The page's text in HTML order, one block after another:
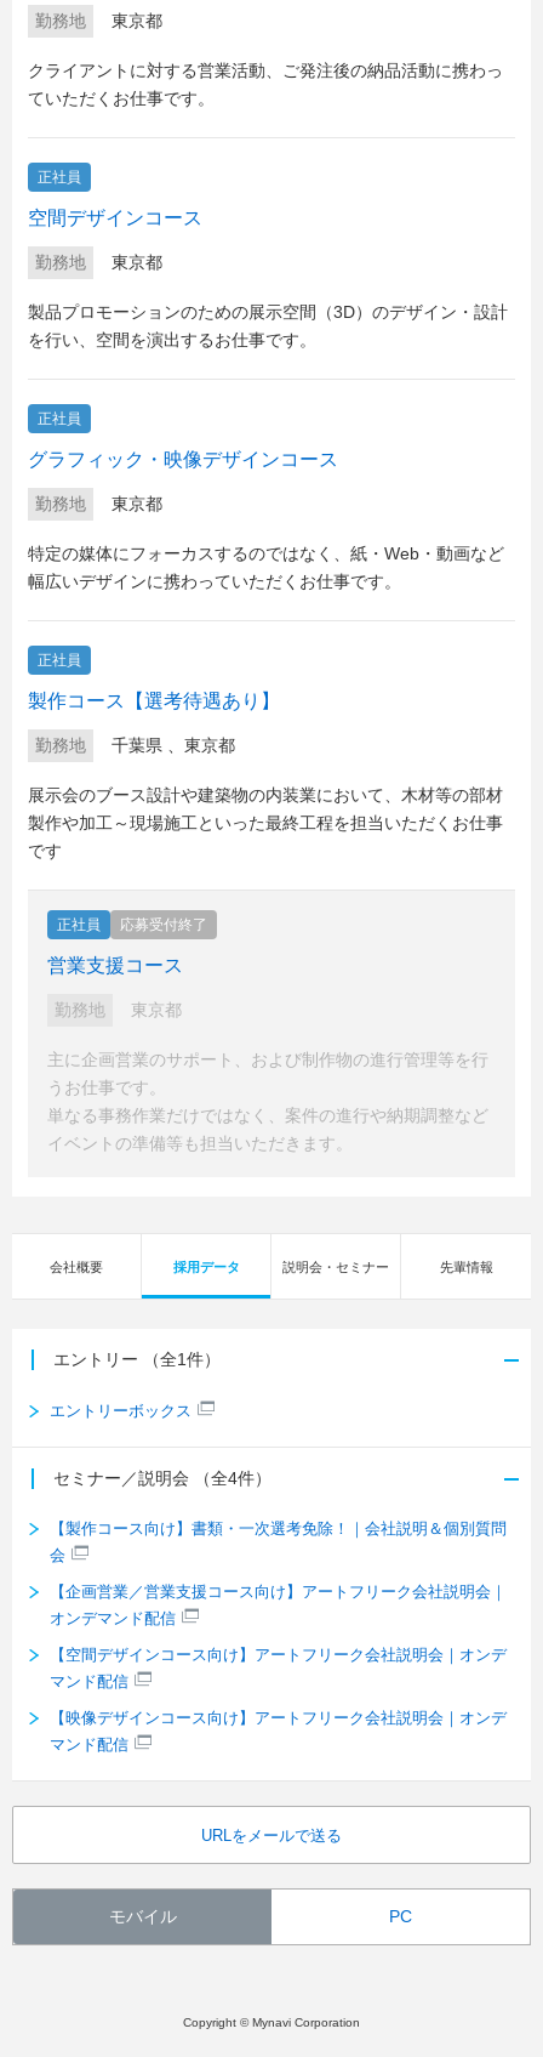
勤務地 東京都
クライアントに対する営業活動、ご発注後の納品活動に携わっ
ていただくお仕事です。
正社員
空間デザインコース
勤務地 東京都
製品プロモーションのための展示空間（3D）のデザイン・設計
を行い、空間を演出するお仕事です。
正社員
グラフィック・映像デザインコース
勤務地 東京都
特定の媒体にフォーカスするのではなく、紙・Web・動画など
幅広いデザインに携わっていただくお仕事です。
正社員
製作コース【選考待遇あり】
勤務地 千葉県 東京都
展示会のブース設計や建築物の内装業において、木材等の部材
製作や加工～現場施工といった最終工程を担当いただくお仕事
です
正社員 応募受付終了
営業支援コース
勤務地 東京都
主に企画営業のサポート、および制作物の進行管理等を行
うお仕事です。
単なる事務作業だけではなく、案件の進行や納期調整など
イベントの準備等も担当いただきます。
会社概要 採用データ 説明会・セミナー 先輩情報
エントリー （全1件）
エントリーボックス
セミナー／説明会 （全4件）
【製作コース向け】書類・一次選考免除！｜会社説明＆個別質問
会
【企画営業／営業支援コース向け】アートフリーク会社説明会｜
オンデマンド配信
【空間デザインコース向け】アートフリーク会社説明会｜オンデ
マンド配信
【映像デザインコース向け】アートフリーク会社説明会｜オンデ
マンド配信
URLをメールで送る
モバイル PC
Copyright © Mynavi Corporation